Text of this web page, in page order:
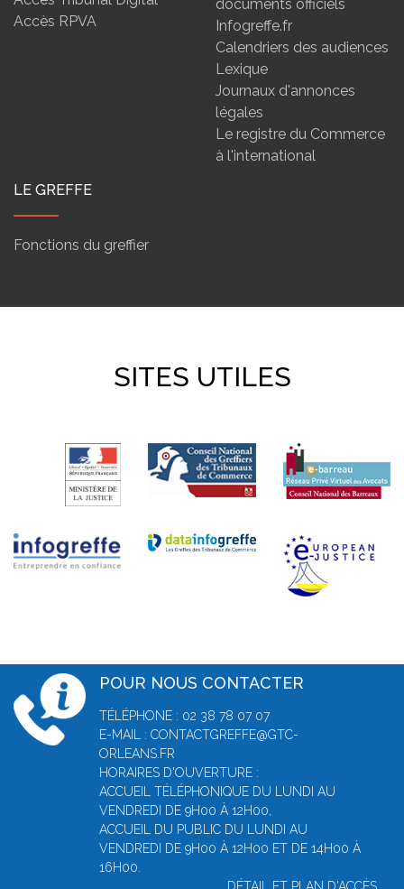
Accès RPVA
documents officiels
Infogreffe.fr
Calendriers des audiences
Lexique
Journaux d'annonces
légales
Le registre du Commerce
à l'international
LE GREFFE
Fonctions du greffier
SITES UTILES
POUR NOUS CONTACTER
TÉLÉPHONE : 02 38 78 07 07
E-MAIL : CONTACTGREFFE@GTC-
ORLEANS.FR
HORAIRES D'OUVERTURE :
ACCUEIL TÉLÉPHONIQUE DU LUNDI AU
VENDREDI DE 9H00 À 12H00,
ACCUEIL DU PUBLIC DU LUNDI AU
VENDREDI DE 9H00 À 12H00 ET DE 14H00 À
16H00.